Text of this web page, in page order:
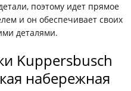
поэтому идет прямое
и он обеспечивает своих
деталями.
Kuppersbusch
набережная